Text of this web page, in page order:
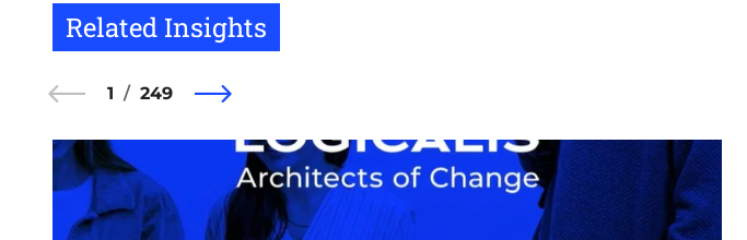
Related Insights
1 249